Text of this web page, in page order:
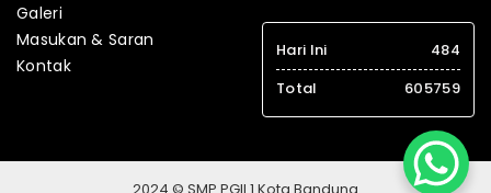
Galeri
Masukan & Saran
Kontak
Hari Ini
484
Total
605759